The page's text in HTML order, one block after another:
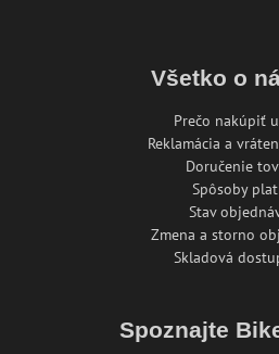
Všetko o
Prečo nakúpiť
Reklamácia a
Doručenie
Spôsoby
Stav
Zmena a storno
Skladová
Spoznajte